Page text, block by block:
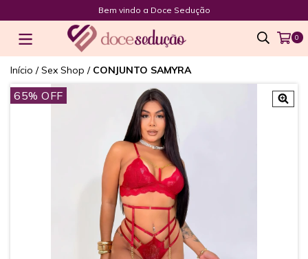
Bem vindo a Doce Sedução
0
Início / Sex Shop / CONJUNTO SAMYRA
65% OFF